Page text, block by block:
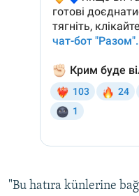
"Bu hatıra künlerine